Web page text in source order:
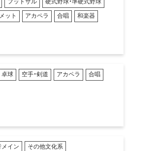
フットサル 硬式野球・準硬式野球
ット アカペラ 合唱 和楽器
卓球 空手・剣道 アカペラ 合唱
メイン その他文化系